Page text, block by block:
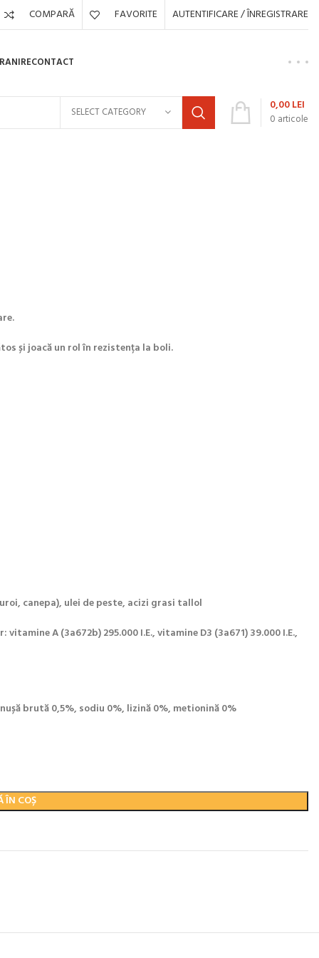
COMPARĂ FAVORITE AUTENTIFICARE / ÎNREGISTRARE
CONTACT
SELECT CATEGORY 0 articole
0,00LEI
și joacă un rol în rezistența la boli.
canepa), ulei de peste, acizi grasi tallol
A (3a672b) 295.000 I.E., vitamine D3 (3a671) 39.000 I.E.,
brută 0,5%, sodiu 0%, lizină 0%, metionină 0%
ÎN COȘ